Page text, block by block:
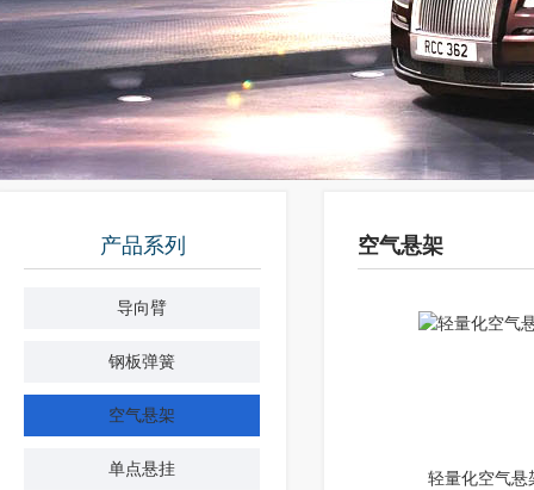
产品系列
导向臂
钢板弹簧
空气悬架
单点悬挂
空气悬架
轻量化空气悬